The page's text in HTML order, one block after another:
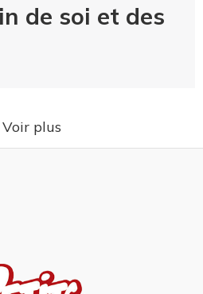
de soi et des
Voir plus